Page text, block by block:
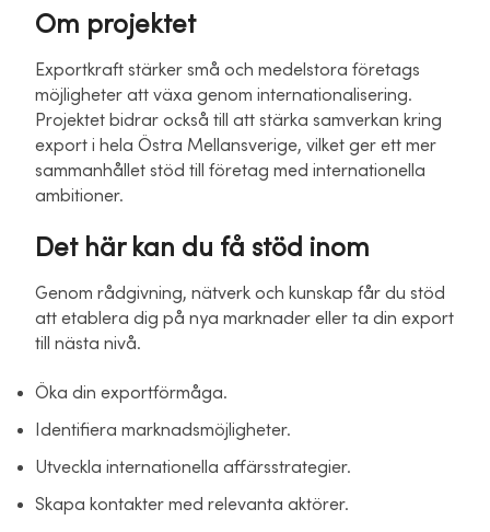
Om projektet
Exportkraft stärker små och medelstora företags
möjligheter att växa genom internationalisering.
Projektet bidrar också till att stärka samverkan kring
export i hela Östra Mellansverige, vilket ger ett mer
sammanhållet stöd till företag med internationella
ambitioner.
Det här kan du få stöd inom
Genom rådgivning, nätverk och kunskap får du stöd
att etablera dig på nya marknader eller ta din export
till nästa nivå.
Öka din exportförmåga.
Identifiera marknadsmöjligheter.
Utveckla internationella affärsstrategier.
Skapa kontakter med relevanta aktörer.